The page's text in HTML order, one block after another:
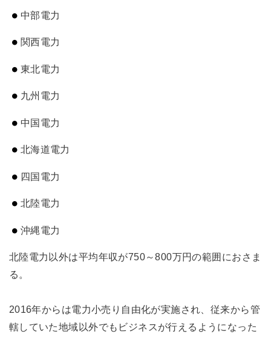
中部電力
関西電力
東北電力
九州電力
中国電力
北海道電力
四国電力
北陸電力
沖縄電力
北陸電力以外は平均年収が750～800万円の範囲におさま
る。
2016年からは電力小売り自由化が実施され、従来から管
轄していた地域以外でもビジネスが行えるようになった